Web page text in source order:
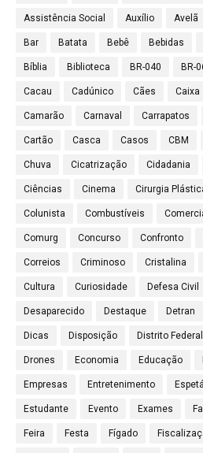
Assistência Social Auxílio Avelã
Bar Batata Bebê Bebidas
Bíblia Biblioteca BR-040 BR-
Cacau Cadúnico Cães Caixa
Camarão Carnaval Carrapatos
Cartão Casca Casos CBM
Chuva Cicatrização Cidadania
Ciências Cinema Cirurgia
Colunista Combustíveis
Comurg Concurso Confronto
Correios Criminoso Cristalina
Cultura Curiosidade Defesa Civil
Desaparecido Destaque Detran
Dicas Disposição Distrito Federal
Drones Economia Educação
Empresas Entretenimento
Estudante Evento Exames
Feira Festa Fígado